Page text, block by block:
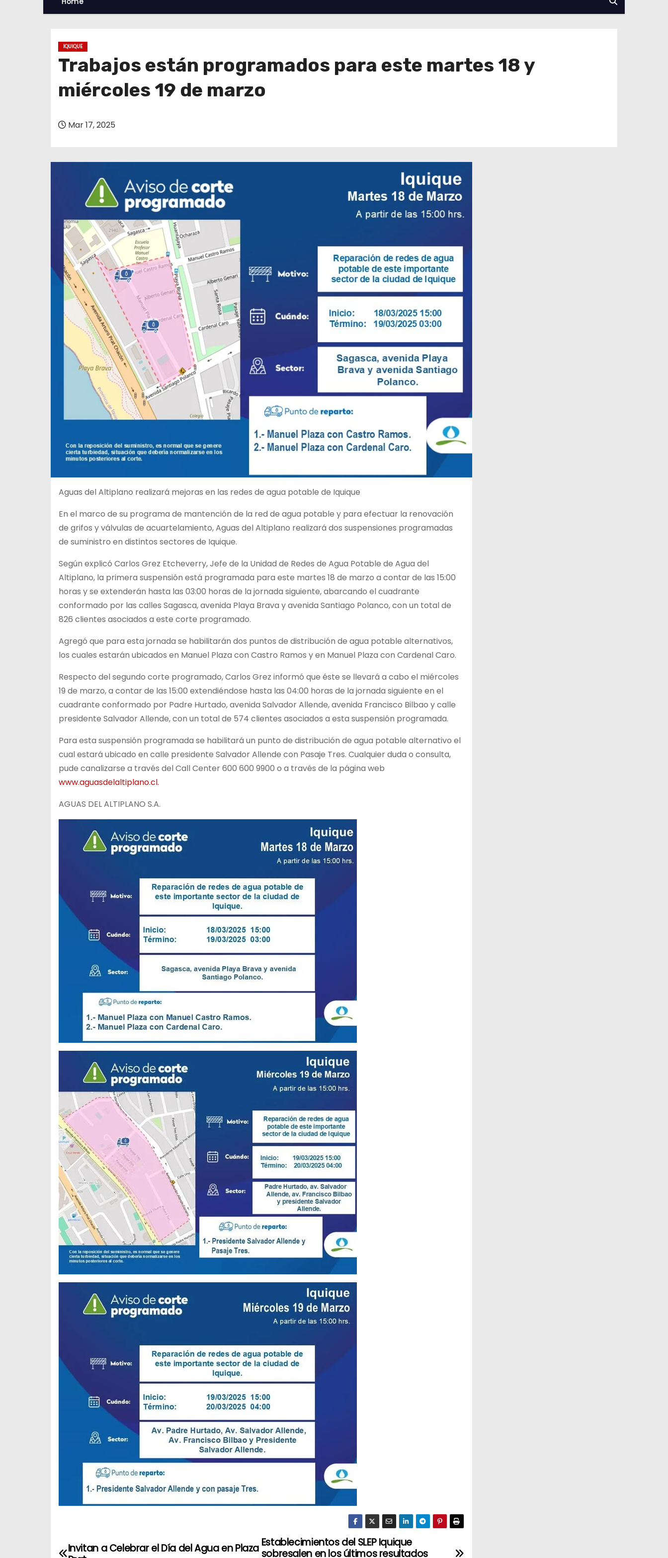
IQUIQUE
Trabajos están programados para este martes 18 y
miércoles 19 de marzo
Mar 17, 2025
Aguas del Altiplano realizará mejoras en las redes de agua potable de Iquique
En el marco de su programa de mantención de la red de agua potable y para efectuar la renovación
de grifos y válvulas de acuartelamiento, Aguas del Altiplano realizará dos suspensiones programadas
de suministro en distintos sectores de Iquique.
Según explicó Carlos Grez Etcheverry, Jefe de la Unidad de Redes de Agua Potable de Agua del
Altiplano, la primera suspensión está programada para este martes 18 de marzo a contar de las 15:00
horas y se extenderán hasta las 03:00 horas de la jornada siguiente, abarcando el cuadrante
conformado por las calles Sagasca, avenida Playa Brava y avenida Santiago Polanco, con un total de
826 clientes asociados a este corte programado.
Agregó que para esta jornada se habilitarán dos puntos de distribución de agua potable alternativos,
los cuales estarán ubicados en Manuel Plaza con Castro Ramos y en Manuel Plaza con Cardenal Caro.
Respecto del segundo corte programado, Carlos Grez informó que éste se llevará a cabo el miércoles
19 de marzo, a contar de las 15:00 extendiéndose hasta las 04:00 horas de la jornada siguiente en el
cuadrante conformado por Padre Hurtado, avenida Salvador Allende, avenida Francisco Bilbao y calle
presidente Salvador Allende, con un total de 574 clientes asociados a esta suspensión programada.
Para esta suspensión programada se habilitará un punto de distribución de agua potable alternativo el
cual estará ubicado en calle presidente Salvador Allende con Pasaje Tres. Cualquier duda o consulta,
pude canalizarse a través del Call Center 600 600 9900 o a través de la página web
www.aguasdelaltiplano.cl.
AGUAS DEL ALTIPLANO S.A.
N
Establecimientos del SLEP Iquique
sobresalen en los últimos resultados
Invitan a Celebrar el Día del Agua en Plaza